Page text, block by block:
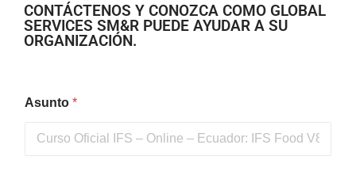
CONTÁCTENOS Y CONOZCA COMO GLOBAL
SERVICES SM&R PUEDE AYUDAR A SU
ORGANIZACIÓN.
Asunto *